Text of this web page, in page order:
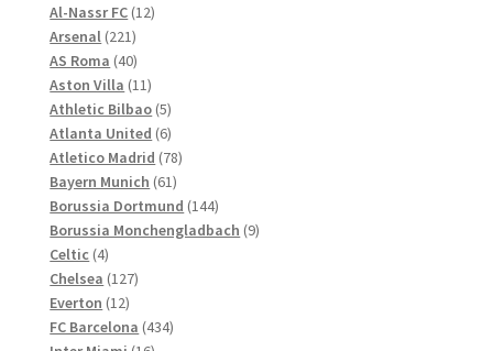
Produkte
Al-Nassr FC 1212
Arsenal 221221
Produkte
AS Roma 4040
Produkte
Aston Villa 1111
Produkte
Athletic Bilbao 55
Produkte
Atlanta United 66
Produkte
Atletico Madrid 7878
Bayern Munich 6161
Produkte
Borussia Dortmund 144144
Produkte
Borussia Monchengladbach 99
Celtic 44
Produkte
Chelsea 127127
Everton 1212
Produkte
FC Barcelona 434434